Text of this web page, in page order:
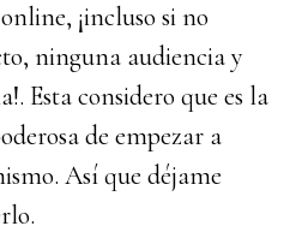
¡incluso si no
ninguna audiencia y
Esta considero que es la
de empezar a
Así que déjame